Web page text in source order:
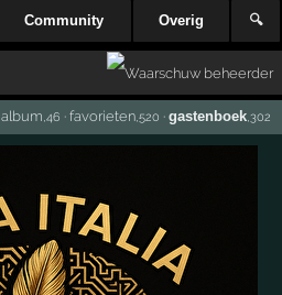
Community Overig 🔍
album ,46 · favorieten,520 · gastenboek,302